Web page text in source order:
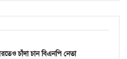
চাঁদা চান বিএনপি নেতা